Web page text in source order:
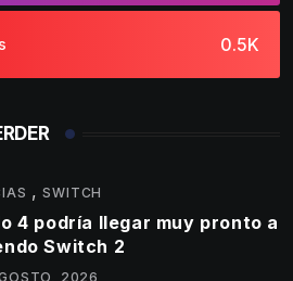
0.5K
,SWITCH
4 podría llegar muy pronto a
Switch 2
2026